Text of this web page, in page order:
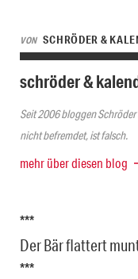
VON SCHRÖDER &
schröder &
Seit 2006 bloggen
nicht befremdet, ist falsch.
mehr über diesen blog
***
Der Bär flattert
***